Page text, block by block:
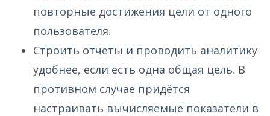
повторные достижения цели от одного
пользователя.
Строить отчеты и проводить аналитику
удобнее, если есть одна общая цель. В
противном случае придётся
настраивать вычисляемые показатели в